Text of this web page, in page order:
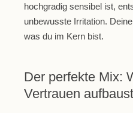
hochgradig sensibel ist,
unbewusste Irritation.
was du im Kern bist.
Der perfekte Mix:
Vertrauen aufbaust